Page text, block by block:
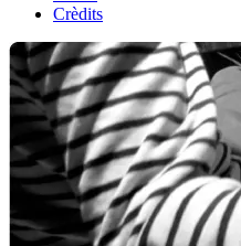
Crèdits